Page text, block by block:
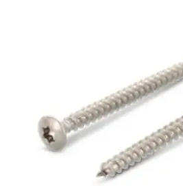
О компании
Оплата и доставка